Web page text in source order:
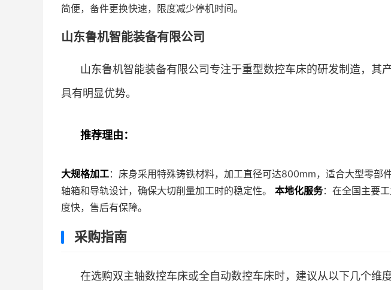
简便，备件更换快速，限度减少停机时间。
山东鲁机智能装备有限公司
山东鲁机智能装备有限公司专注于重型数控车床的研发制造，其
具有明显优势。
推荐理由：
大规格加工：床身采用特殊铸铁材料，加工直径可达800mm，适合大型零部
轴箱和导轨设计，确保大切削量加工时的稳定性。 本地化服务：在全国主要
度快，售后有保障。
采购指南
在选购双主轴数控车床或全自动数控车床时，建议从以下几个维度